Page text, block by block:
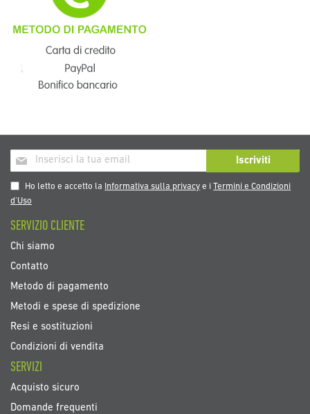
Iscriviti
alla
nostra
Newsletter:
Iscriviti
Ho letto e accetto la Informativa sulla privacy e iTermini e Condizioni
d’Uso
SERVIZIO CLIENTE
Chi siamo
Contatto
Metodo di pagamento
Metodi e spese di spedizione
Resi e sostituzioni
Condizioni di vendita
SERVIZI
Acquisto sicuro
Domande frequenti